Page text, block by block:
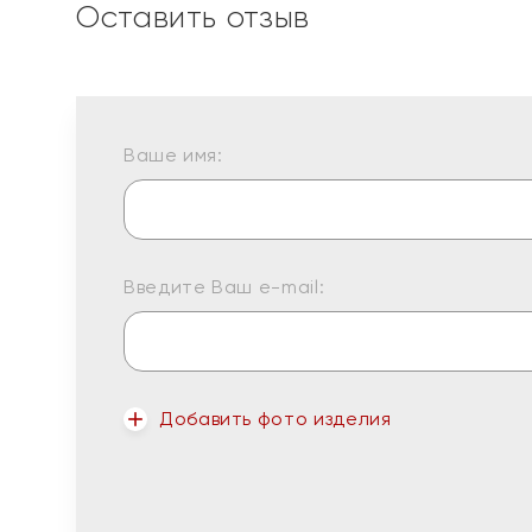
Оставить отзыв
Ваше имя:
Введите Ваш e-mail:
Добавить фото изделия